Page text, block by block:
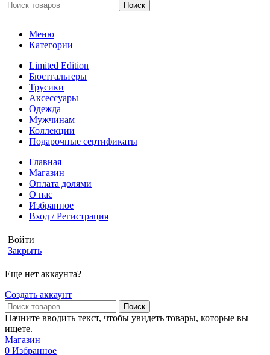
Поиск
Меню
Категории
Limited Edition
Бюстгальтеры
Трусики
Аксессуары
Одежда
Мужчинам
Коллекции
Подарочные сертификаты
Главная
Магазин
Оплата долями
О нас
Избранное
Вход / Регистрация
Войти
Закрыть
Еще нет аккаунта?
Создать аккаунт
Поиск
Начните вводить текст, чтобы увидеть товары, которые вы
ищете.
Магазин
0 Избранное